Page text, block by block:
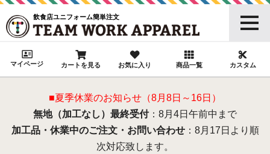
飲食店ユニフォーム簡単注文
マイページ カートを見る お気に入り 商品一覧 カスタム
■夏季休業のお知らせ（8月8日～16日）
無地（加工なし）最終受付：8月4日午前中まで
加工品・休業中のご注文・お問い合わせ：8月17日より順
次対応致します。